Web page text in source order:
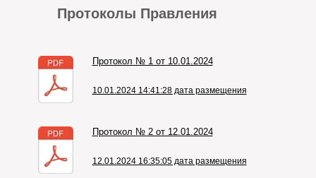
Протоколы Правления
Протокол № 1 от 10.01.2024
10.01.2024 14:41:28 дата размещения
Протокол № 2 от 12.01.2024
12.01.2024 16:35:05 дата размещения